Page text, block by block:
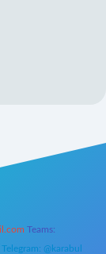
Teams:
Telegram: @karabul